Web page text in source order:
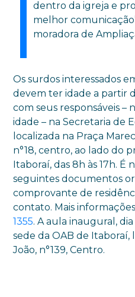
dentro da igreja e
melhor
moradora de
Os surdos interessados
devem ter idade a partir
com seus responsáveis –
idade – na Secretaria de
localizada na Praça
n°18, centro, ao lado do
Itaboraí, das 8h às 17h. É
seguintes documentos
comprovante de
contato. Mais
1355. A aula inaugural, dia
sede da OAB de Itaboraí,
João, n°139, Centro.